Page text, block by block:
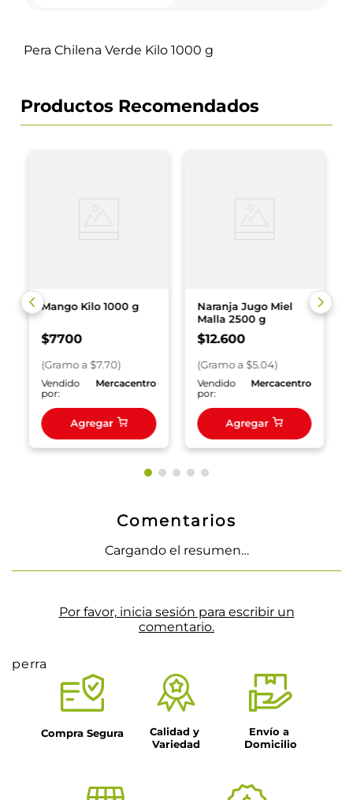
Pera Chilena Verde Kilo 1000 g
Productos Recomendados
Mango Kilo 1000 g
$7700
(Gramoa $7.70)
Vendido
por:
Mercacentro
Agregar
Naranja Jugo Miel
Malla 2500 g
$12.600
(Gramoa $5.04)
Vendido
por:
Mercacentro
Agregar
Comentarios
Cargando el resumen…
Por favor, inicia sesión para escribir un
comentario.
perra
Compra Segura
Calidad y
Variedad
Envío a
Domicilio